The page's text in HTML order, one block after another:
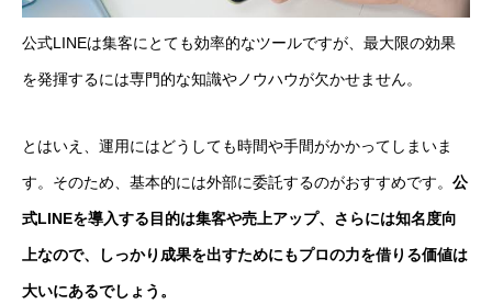
公式LINEは集客にとても効率的なツールですが、最大限の効果
を発揮するには専門的な知識やノウハウが欠かせません。
とはいえ、運用にはどうしても時間や手間がかかってしまいま
す。そのため、基本的には外部に委託するのがおすすめです。 公
式LINEを導入する目的は集客や売上アップ、さらには知名度向
上なので、しっかり成果を出すためにもプロの力を借りる価値は
大いにあるでしょう。